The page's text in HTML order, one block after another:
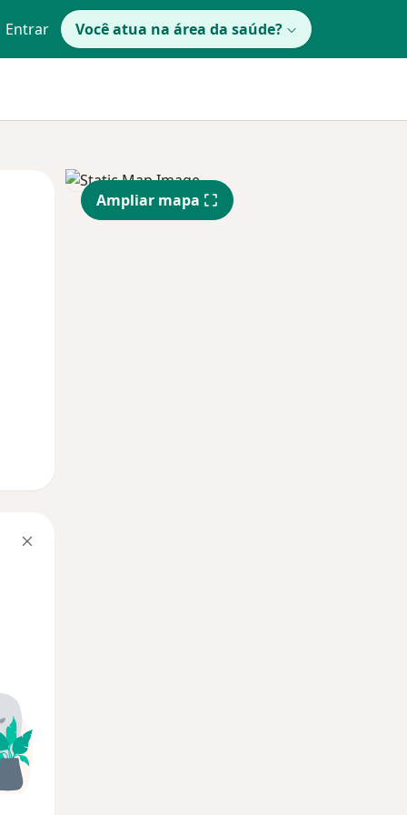
Entrar Você atua na área da saúde?
Qui,
13 Ago
Sex,
14 Ago
Ampliar mapa